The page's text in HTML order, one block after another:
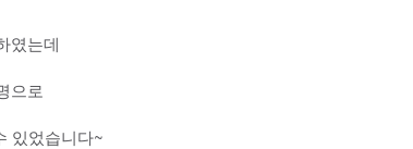
였는데
으로
있었습니다~